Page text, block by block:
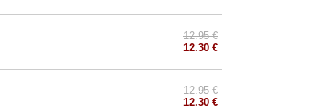
12.95 €
12.30 €
12.95 €
12.30 €